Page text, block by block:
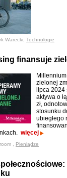
Warecki, Technologie
finansuje
zielonej
lipca 2024
aktywa o
zł,
stosunku
ubiegłego
więcej
, Pieniądze